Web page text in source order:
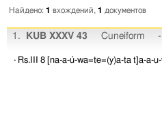
Найдено: 1 вхождений, 1 документов
1. KUB XXXV 43 Cuneiform
· Rs.III 8 [na-a-ú-wa=te=(y)a-ta t]a-a-